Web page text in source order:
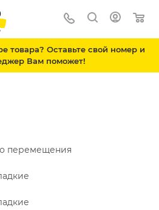
товара? Оставьте свой номер и
Вам поможет!
перемещения